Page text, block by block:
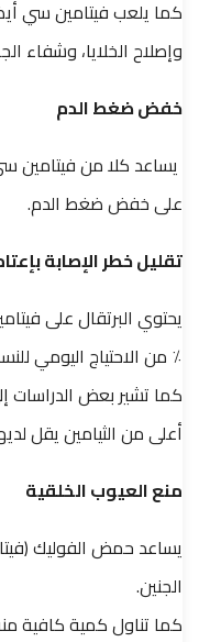
كما يلعب فيتامين سي
وإصلاح الخلايا، وشفاء
خفض ضغط الدم
يساعد كلا من فيتامين
على خفض ضغط الدم.
تقليل خطر الإصابة
٪ من الاحتياج اليومي للنساء البالغات
كما تشير بعض الدراسات
أعلى من الثيامين يقل
منع العيوب الخلقية
الجنين.
كما تناول كمية كافية